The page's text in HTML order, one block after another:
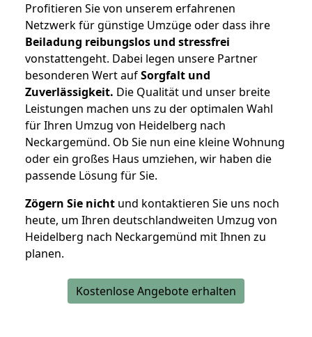
Profitieren Sie von unserem erfahrenen
Netzwerk für günstige Umzüge oder dass ihre
Beiladung reibungslos und stressfrei
vonstattengeht. Dabei legen unsere Partner
besonderen Wert aufSorgfalt und
Zuverlässigkeit. Die Qualität und unser breite
Leistungen machen uns zu der optimalen Wahl
für Ihren Umzug von Heidelberg nach
Neckargemünd. Ob Sie nun eine kleine Wohnung
oder ein großes Haus umziehen, wir haben die
passende Lösung für Sie.
Zögern Sie nicht und kontaktieren Sie uns noch
heute, um Ihren deutschlandweiten Umzug von
Heidelberg nach Neckargemünd mit Ihnen zu
planen.
Kostenlose Angebote erhalten